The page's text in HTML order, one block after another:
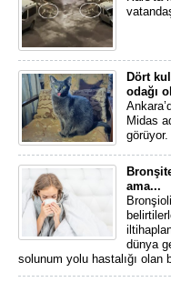
Dört
odağı
Midas
görüyor.
ama...
dünya
solunum yolu hastalığı olan